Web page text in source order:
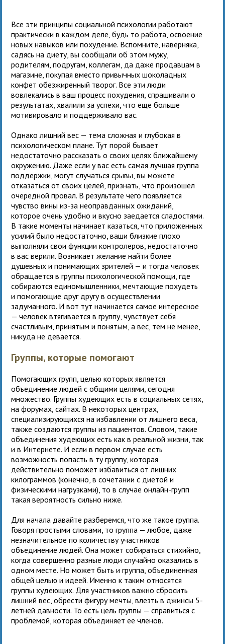
Все эти принципы социальной психологии работают
практически в каждом деле, будь то работа, освоение
новых навыков или похудение. Вспомните, наверняка,
садясь на диету, вы сообщали об этом мужу,
родителям, подругам, коллегам, да даже продавцам в
магазине, покупая вместо привычных шоколадных
конфет обезжиренный творог. Все эти люди
вовлекались в ваш процесс похудения, спрашивали о
результатах, хвалили за успехи, что еще больше
мотивировало и поддерживало вас.
Однако лишний вес — тема сложная и глубокая в
психологическом плане. Тут порой бывает
недостаточно рассказать о своих целях ближайшему
окружению. Даже если у вас есть самая лучшая группа
поддержки, могут случаться срывы, вы можете
отказаться от своих целей, признать, что произошел
очередной провал. В результате чего появляется
чувство вины из-за неоправданных ожиданий,
которое очень удобно и вкусно заедается сладостями.
В такие моменты начинает казаться, что приложенных
усилий было недостаточно, ваши близкие плохо
выполняли свои функции контролеров, недостаточно
в вас верили. Возникает желание найти более
душевных и понимающих зрителей — и тогда человек
обращается в группы психологической помощи, где
собираются единомышленники, мечтающие похудеть
и помогающие друг другу в осуществлении
задуманного. И вот тут начинается самое интересное
— человек втягивается в группу, чувствует себя
счастливым, принятым и понятым, а вес, тем не менее,
никуда не девается.
Группы, которые помогают
Помогающих групп, целью которых является
объединение людей с общими целями, сегодня
множество. Группы худеющих есть в социальных сетях,
на форумах, сайтах. В некоторых центрах,
специализирующихся на избавлении от лишнего веса,
также создаются группы из пациентов. Словом, такие
объединения худеющих есть как в реальной жизни, так
и в Интернете. И если в первом случае есть
возможность попасть в ту группу, которая
действительно поможет избавиться от лишних
килограммов (конечно, в сочетании с диетой и
физическими нагрузками), то в случае онлайн-групп
такая вероятность сильно ниже.
Для начала давайте разберемся, что же такое группа.
Говоря простыми словами, то группа — любое, даже
незначительное по количеству участников
объединение людей. Она может собираться стихийно,
когда совершенно разные люди случайно оказались в
одном месте. Но может быть и группа, объединенная
общей целью и идеей. Именно к таким относятся
группы худеющих. Для участников важно сбросить
лишний вес, обрести фигуру мечты, влезть в джинсы 5-
летней давности. То есть цель группы — справиться с
проблемой, которая объединяет ее членов.